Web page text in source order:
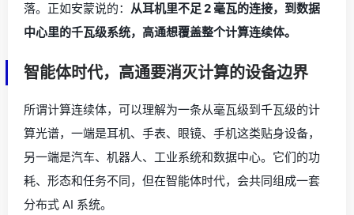
落。正如安蒙说的： 从耳机里不足 2 毫瓦的连接，到数据
中心里的千瓦级系统，高通想覆盖整个计算连续体。
智能体时代，高通要消灭计算的设备边界
所谓计算连续体，可以理解为一条从毫瓦级到千瓦级的计
算光谱，一端是耳机、手表、眼镜、手机这类贴身设备，
另一端是汽车、机器人、工业系统和数据中心。它们的功
耗、形态和任务不同，但在智能体时代，会共同组成一套
分布式 AI 系统。